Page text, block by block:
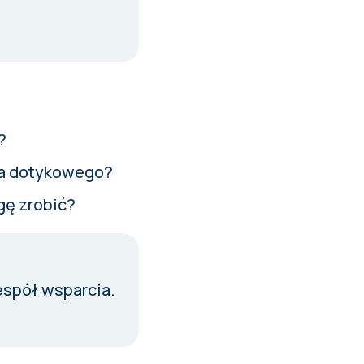
dotykowego?
zrobić?
wsparcia.